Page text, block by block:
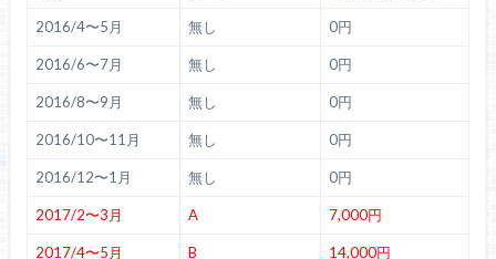
2016/4〜5月 無し 0円
2016/6〜7月 無し 0円
2016/8〜9月 無し 0円
2016/10〜11月 無し 0円
2016/12〜1月 無し 0円
2017/2〜3月 A 7,000円
2017/4〜5月 B 14,000円